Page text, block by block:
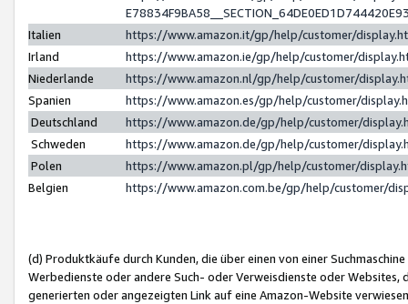
Italien
https://www.amazon.it/gp/help/customer/
Irland
https://www.amazon.ie/gp/help/customer/
Niederlande
https://www.amazon.nl/gp/help/customer/
Spanien
https://www.amazon.es/gp/help/customer/
Deutschland
https://www.amazon.de/gp/help/customer/
Schweden
https://www.amazon.de/gp/help/customer/
Polen
https://www.amazon.pl/gp/help/customer/
Belgien
https://www.amazon.com.be/gp/help/customer/
(d) Produktkäufe durch Kunden, die über einen von einer
Werbedienste oder andere Such- oder Verweisdienste oder Websites,
generierten oder angezeigten Link auf eine Amazon-Website